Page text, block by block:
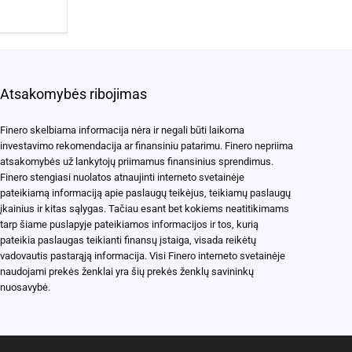
Atsakomybės ribojimas
Finero skelbiama informacija nėra ir negali būti laikoma
investavimo rekomendacija ar finansiniu patarimu. Finero nepriima
atsakomybės už lankytojų priimamus finansinius sprendimus.
Finero stengiasi nuolatos atnaujinti interneto svetainėje
pateikiamą informaciją apie paslaugų teikėjus, teikiamų paslaugų
įkainius ir kitas sąlygas. Tačiau esant bet kokiems neatitikimams
tarp šiame puslapyje pateikiamos informacijos ir tos, kurią
pateikia paslaugas teikianti finansų įstaiga, visada reikėtų
vadovautis pastarąją informacija. Visi Finero interneto svetainėje
naudojami prekės ženklai yra šių prekės ženklų savininkų
nuosavybė.